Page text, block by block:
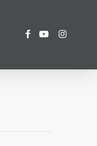
facebookyoutubeinstagram